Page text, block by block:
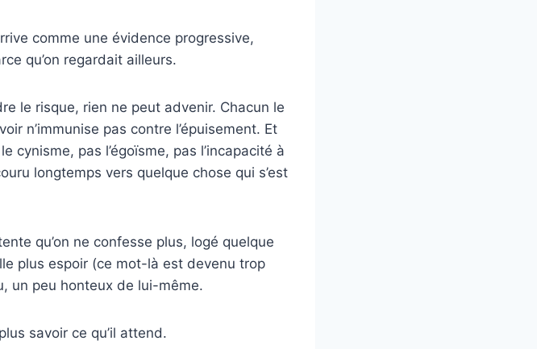
comme une évidence progressive,
qu’on regardait ailleurs.
le risque, rien ne peut advenir. Chacun le
n’immunise pas contre l’épuisement. Et
cynisme, pas l’égoïsme, pas l’incapacité à
longtemps vers quelque chose qui s’est
qu’on ne confesse plus, logé quelque
plus espoir (ce mot-là est devenu trop
un peu honteux de lui-même.
savoir ce qu’il attend.